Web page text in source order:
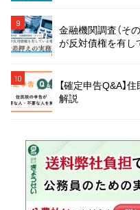
9
金融機関調査（そ
が反対債権を有し
10
【確定申告Q&A】
解説